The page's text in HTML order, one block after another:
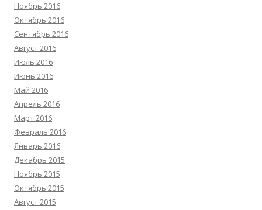
Ноябрь 2016
Октябрь 2016
Сентябрь 2016
Август 2016
Июль 2016
Июнь 2016
Май 2016
Апрель 2016
Март 2016
Февраль 2016
Январь 2016
Декабрь 2015
Ноябрь 2015
Октябрь 2015
Август 2015